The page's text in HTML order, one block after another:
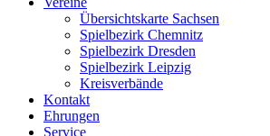
Übersichtskarte Sachsen
Spielbezirk Chemnitz
Spielbezirk Dresden
Spielbezirk Leipzig
Kreisverbände
Kontakt
Ehrungen
Service